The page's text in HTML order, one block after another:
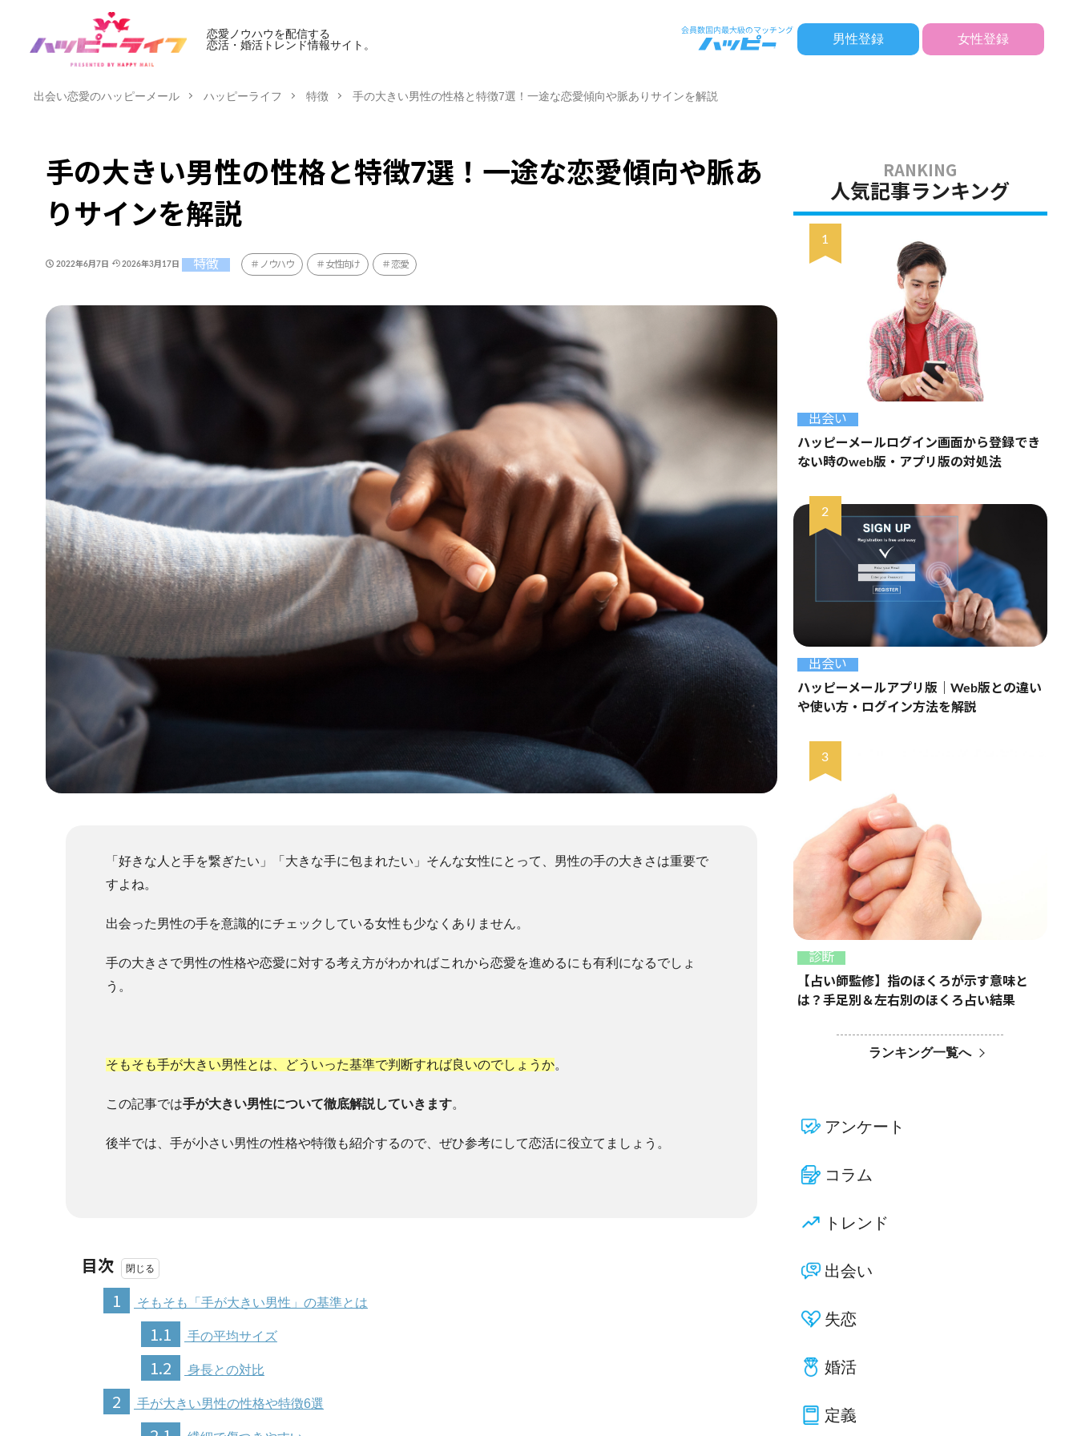
恋愛ノウハウを配信する
恋活・婚活トレンド情報サイト。
男性登録 女性登録
出会い恋愛のハッピーメール ハッピーライフ 特徴 手の大きい男性の性格と特徴7選！一途な恋愛傾向や脈ありサインを解説
手の大きい男性の性格と特徴7選！一途な恋愛傾向や脈あ
りサインを解説
2022年6月7日 2026年3月17日 特徴 ノウハウ 女性向け 恋愛
「好きな人と手を繋ぎたい」「大きな手に包まれたい」そんな女性にとって、男性の手の大きさは重要で
すよね。
出会った男性の手を意識的にチェックしている女性も少なくありません。
手の大きさで男性の性格や恋愛に対する考え方がわかればこれから恋愛を進めるにも有利になるでしょ
う。
そもそも手が大きい男性とは、どういった基準で判断すれば良いのでしょうか。
この記事では手が大きい男性について徹底解説していきます。
後半では、手が小さい男性の性格や特徴も紹介するので、ぜひ参考にして恋活に役立てましょう。
目次
1
そもそも「手が大きい男性」の基準とは
1.1 手の平均サイズ
1.2 身長との対比
2 手が大きい男性の性格や特徴6選
人気記事ランキング
出会い
ハッピーメールログイン画面から登録でき
ない時のweb版・アプリ版の対処法
出会い
ハッピーメールアプリ版｜Web版との違い
や使い方・ログイン方法を解説
診断
【占い師監修】指のほくろが示す意味と
は？手足別＆左右別のほくろ占い結果
ランキング一覧へ
アンケート
コラム
トレンド
出会い
失恋
婚活
定義